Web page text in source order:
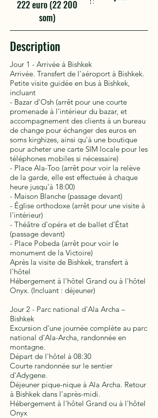
222 euro (22 200
som)
Description
Jour 1 - Arrivée à Bishkek
Arrivée. Transfert de l'aéroport à Bishkek.
Petite visite guidée en bus à Bishkek,
incluant
- Bazar d'Osh (arrêt pour une courte
promenade à l'intérieur du bazar, et
accompagnement des clients à un bureau
de change pour échanger des euros en
soms kirghizes, ainsi qu'à une boutique
pour acheter une carte SIM locale pour les
téléphones mobiles si nécessaire)
- Place Ala-Too (arrêt pour voir la relève
de la garde, elle est effectuée à chaque
heure jusqu'à 18:00)
- Maison Blanche (passage devant)
- Église orthodoxe (arrêt pour une visite à
l'intérieur)
- Théâtre d'opéra et de ballet d'État
(passage devant)
- Place Pobeda (arrêt pour voir le
monument de la Victoire)
Après la visite de Bishkek, transfert à
l'hôtel
Hébergement à l'hôtel Grand ou à l'hôtel
Onyx. (Incluant : déjeuner)
Jour 2 - Parc national d'Ala Archa –
Bishkek
Excursion d'une journée complète au parc
national d'Ala-Archa, randonnée en
montagne.
Départ de l'hôtel à 08:30
Courte randonnée sur le sentier
d'Adygene.
Déjeuner pique-nique à Ala Archa. Retour
à Bishkek dans l'après-midi.
Hébergement à l'hôtel Grand ou à l'hôtel
Onyx